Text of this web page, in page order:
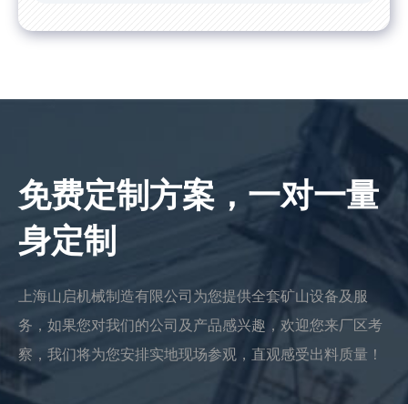
免费定制方案，一对一量
身定制
上海山启机械制造有限公司为您提供全套矿山设备及服
务，如果您对我们的公司及产品感兴趣，欢迎您来厂区考
察，我们将为您安排实地现场参观，直观感受出料质量！